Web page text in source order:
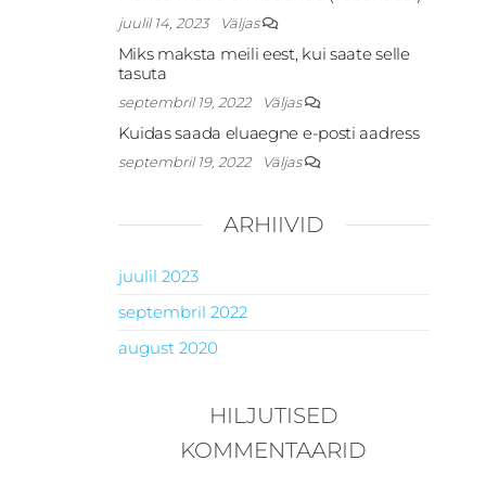
juulil 14, 2023 Väljas
Miks maksta meili eest, kui saate selle
tasuta
septembril 19, 2022 Väljas
Kuidas saada eluaegne e-posti aadress
septembril 19, 2022 Väljas
ARHIIVID
juulil 2023
septembril 2022
august 2020
HILJUTISED
KOMMENTAARID